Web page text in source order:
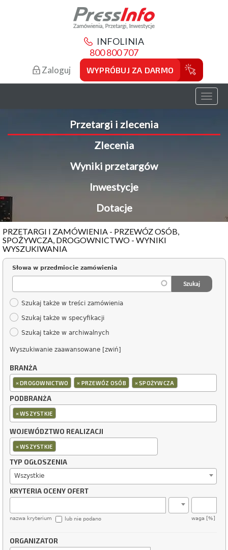
INFOLINIA
800 800 707
Zaloguj WYPRÓBUJ ZA DARMO
Toggle
Przetargi i zlecenia
Zlecenia
Wyniki przetargów
Inwestycje
Dotacje
PRZETARGI I ZAMÓWIENIA - PRZEWÓZ OSÓB,
SPOŻYWCZA, DROGOWNICTWO - WYNIKI
WYSZUKIWANIA
Słowa w przedmiocie zamówienia
Szukaj także w treści zamówienia
Szukaj także w specyfikacji
Szukaj także w archiwalnych
Wyszukiwanie zaawansowane [zwiń]
BRANŻA
×DROGOWNICTWO × PRZEWÓZ OSÓB ×SPOŻYWCZA
PODBRANŻA
×WSZYSTKIE
WOJEWÓDZTWO REALIZACJI
×WSZYSTKIE
TYP OGŁOSZENIA
Wszystkie
KRYTERIA OCENY OFERT
nazwa kryterium waga [%]
lub nie podano
ORGANIZATOR